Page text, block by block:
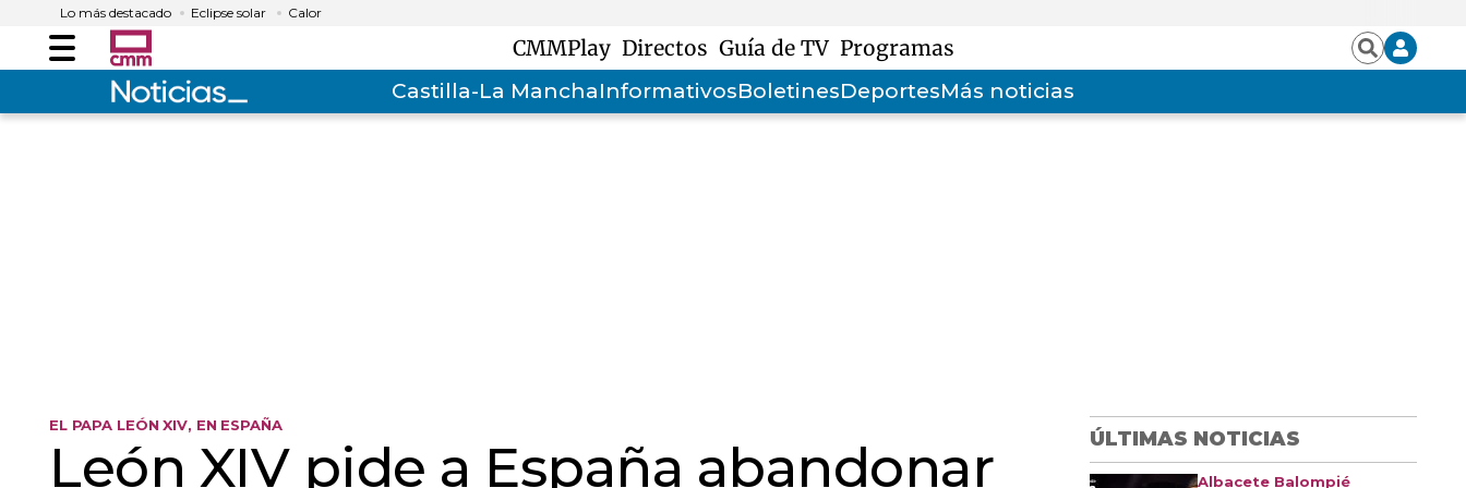
Lo más destacado Eclipse solar Calor
Menú CMMPlay Directos Guía de TV Programas BuscarIniciar
sesión
Castilla-La ManchaInformativosBoletinesDeportesMás noticias
EL PAPA LEÓN XIV, EN ESPAÑA
León XIV pide a España abandonar ÚLTIMAS NOTICIAS
Albacete Balompié